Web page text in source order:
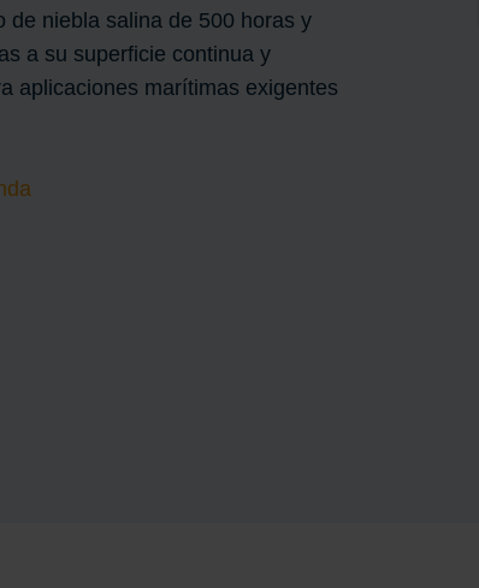
de niebla salina de 500 horas y
a su superficie continua y
aplicaciones marítimas exigentes